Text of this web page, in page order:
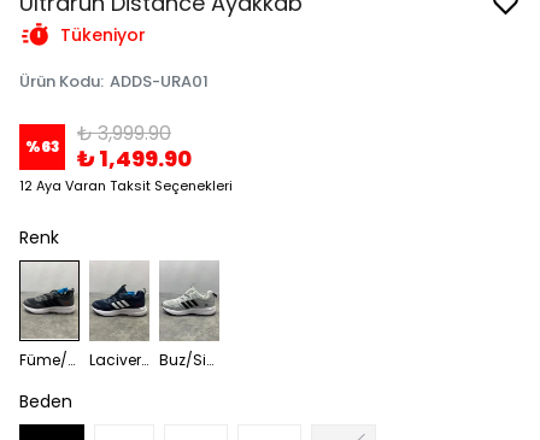
Tükeniyor
Ürün Kodu: ADDS-URA01
%63 ₺ 3,999.90
₺ 1,499.90
12 Aya Varan Taksit Seçenekleri
Renk
Füme/Siyah Lacivert/Beyaz Buz/Siyah
Beden